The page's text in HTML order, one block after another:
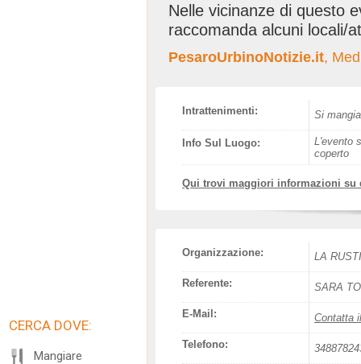
Nelle vicinanze di questo
raccomanda alcuni locali/
PesaroUrbinoNotizie.it,
Intrattenimenti: Si
Info Sul Luogo:
L'evento
coperto
Qui trovi maggiori informazioni su
Organizzazione: LA
Referente: SARA
E-Mail: Contatta
Telefono:
CERCA DOVE:
Mangiare